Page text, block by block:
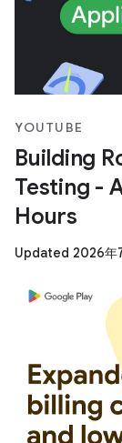
YOUTUBE
Building
Testing -
Hours
Updated 2026年